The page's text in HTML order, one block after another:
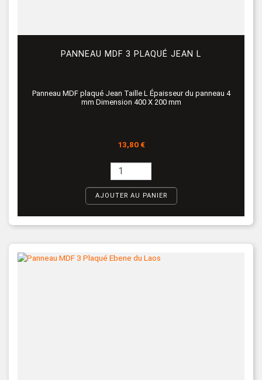
PANNEAU MDF 3 PLAQUÉ JEAN L
Panneau MDF plaqué Jean Taille L Épaisseur du panneau 4
mm Dimension 400 X 200 mm
Prix
13,80 €
AJOUTER AU PANIER